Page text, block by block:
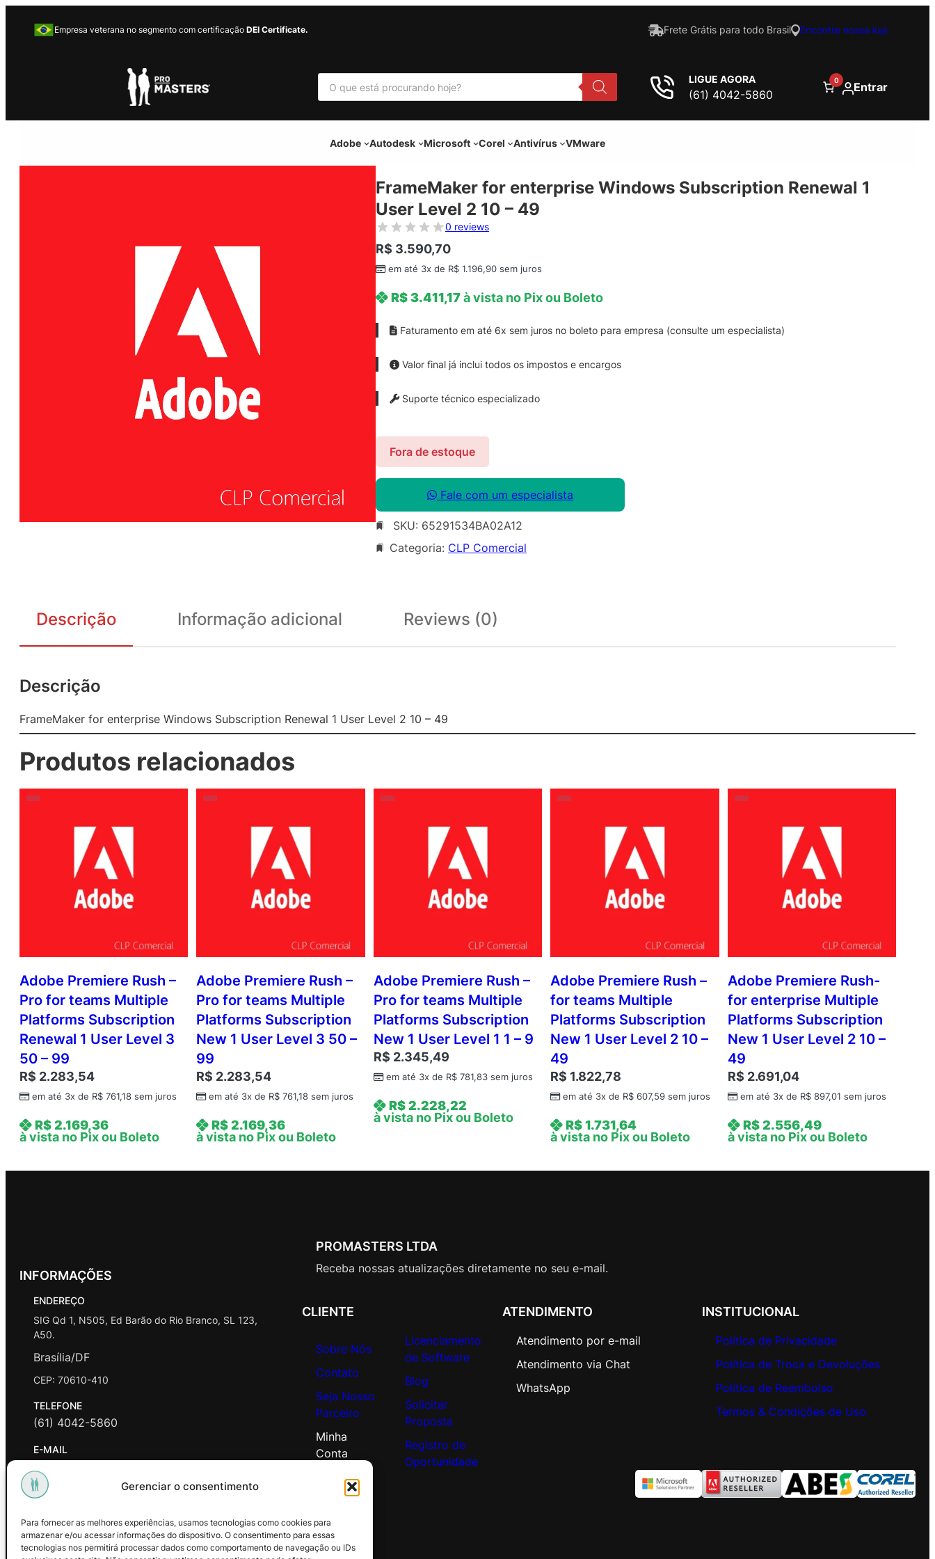
Gerenciar o consentimento
Para fornecer as melhores experiências, usamos tecnologias como cookies para
armazenar e/ou acessar informações do dispositivo. O consentimento para essas
tecnologias nos permitirá processar dados como comportamento de navegação ou IDs
Empresa veterana no segmento com certificação DEI Certificate. Frete Grátis para todo Brasil Encontre nossa loja
P
s
u
r
LIGUE AGORA
(61) 4042-5860
0 Entrar
Adobe Autodesk Microsoft Corel Antivírus VMware
FrameMaker for enterprise Windows Subscription Renewal 1
User Level 2 10 – 49
0 reviews
R$ 3.590,70
em até 3x de R$ 1.196,90 sem juros
R$3.411,17à vista no Pix ou Boleto
Faturamento em até 6x sem juros no boleto para empresa (consulte um especialista)
Valor final já inclui todos os impostos e encargos
Suporte técnico especializado
Fora de estoque
Fale com um especialista
SKU: 65291534BA02A12
Categoria: CLP Comercial
Descrição Informação adicional Reviews (0)
Descrição
FrameMaker for enterprise Windows Subscription Renewal 1 User Level 2 10 – 49
Produtos relacionados
Adobe Premiere Rush –
Pro for teams Multiple
Platforms Subscription
Renewal 1 User Level 3
50 – 99
R$ 2.283,54
em até 3x de R$ 761,18 sem juros
R$2.169,36
à vista no Pix ou Boleto
Adobe Premiere Rush –
Pro for teams Multiple
Platforms Subscription
New 1 User Level 3 50 –
99
R$ 2.283,54
em até 3x de R$ 761,18 sem juros
R$2.169,36
à vista no Pix ou Boleto
Adobe Premiere Rush –
Pro for teams Multiple
Platforms Subscription
New 1 User Level 1 1 – 9
R$ 2.345,49
em até 3x de R$781,83sem juros
R$2.228,22
à vista no Pix ou Boleto
Adobe Premiere Rush –
for teams Multiple
Platforms Subscription
New 1 User Level 2 10 –
49
R$ 1.822,78
em até 3x de R$ 607,59 sem juros
R$1.731,64
à vista no Pix ou Boleto
Adobe Premiere Rush-
for enterprise Multiple
Platforms Subscription
New 1 User Level 2 10 –
49
R$ 2.691,04
em até 3x de R$897,01 sem juros
R$2.556,49
à vista no Pix ou Boleto
INFORMAÇÕES
ENDEREÇO
SIG Qd 1, N505, Ed Barão do Rio Branco, SL 123,
A50.
Brasília/DF
CEP: 70610-410
TELEFONE
(61) 4042-5860
E-MAIL
contato@promasters.net.br
HORÁRIO DE ATENDIMENTO
Facebook Instagram Youtube
PROMASTERS LTDA
Receba nossas atualizações diretamente no seu e-mail.
CLIENTE
Sobre Nós
Contato
Seja Nosso
Parceiro
Minha
Conta
Licenciamento
de Software
Blog
Solicitar
Proposta
Registro de
Oportunidade
ATENDIMENTO
Atendimento por e-mail
Atendimento via Chat
WhatsApp
INSTITUCIONAL
Política de Privacidade
Política de Troca e Devoluções
Política de Reembolso
Termos & Condições de Uso